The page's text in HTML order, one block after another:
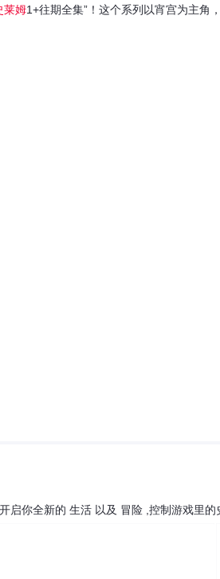
莱姆1+往期全集”！这个系列以宵宫为主角
启你全新的 生活 以及 冒险 ,控制游戏里的